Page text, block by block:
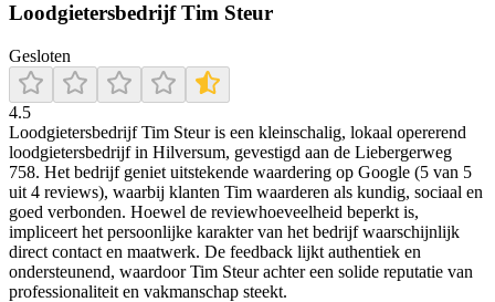
Loodgietersbedrijf Tim Steur
Gesloten
4.5
Loodgietersbedrijf Tim Steur is een kleinschalig, lokaal opererend
loodgietersbedrijf in Hilversum, gevestigd aan de Liebergerweg
758. Het bedrijf geniet uitstekende waardering op Google (5 van 5
uit 4 reviews), waarbij klanten Tim waarderen als kundig, sociaal en
goed verbonden. Hoewel de reviewhoeveelheid beperkt is,
impliceert het persoonlijke karakter van het bedrijf waarschijnlijk
direct contact en maatwerk. De feedback lijkt authentiek en
ondersteunend, waardoor Tim Steur achter een solide reputatie van
professionaliteit en vakmanschap steekt.